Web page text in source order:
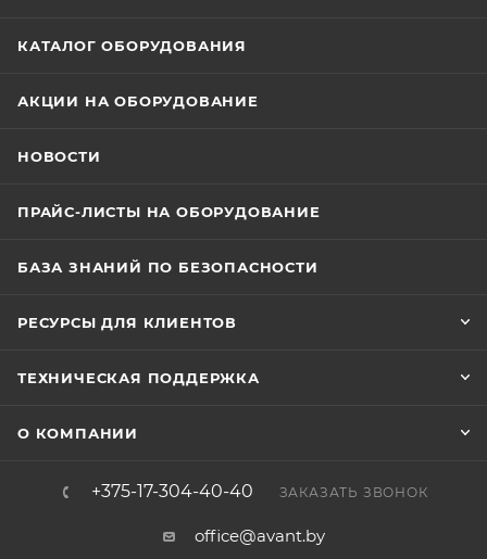
КАТАЛОГ ОБОРУДОВАНИЯ
АКЦИИ НА ОБОРУДОВАНИЕ
НОВОСТИ
ПРАЙС-ЛИСТЫ НА ОБОРУДОВАНИЕ
БАЗА ЗНАНИЙ ПО БЕЗОПАСНОСТИ
РЕСУРСЫ ДЛЯ КЛИЕНТОВ
ТЕХНИЧЕСКАЯ ПОДДЕРЖКА
О КОМПАНИИ
+375-17-304-40-40 ЗАКАЗАТЬ ЗВОНОК
office@avant.by